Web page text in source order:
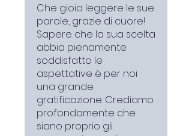
Che gioia leggere le sue
parole, grazie di cuore!
Sapere che la sua scelta
abbia pienamente
soddisfatto le
aspettative è per noi
una grande
gratificazione. Crediamo
profondamente che
siano proprio gli